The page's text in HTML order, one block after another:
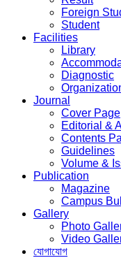
Foreign
Student
Facilities
Library
Diagnostic
Journal
Cover Page
Editorial &
Contents
Guidelines
Volume &
Publication
Magazine
Campus
Gallery
Photo
Video
যোগাযোগ